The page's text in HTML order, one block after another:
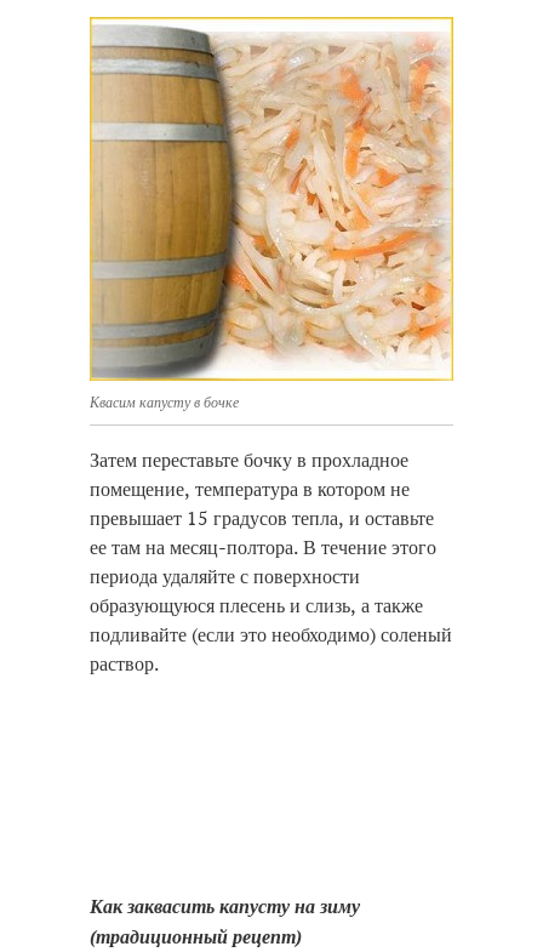
Квасим капусту в бочке
Затем переставьте бочку в прохладное
помещение, температура в котором не
превышает 15 градусов тепла, и оставьте
ее там на месяц-полтора. В течение этого
периода удаляйте с поверхности
образующуюся плесень и слизь, а также
подливайте (если это необходимо) соленый
раствор.
Как заквасить капусту на зиму
(традиционный рецепт)